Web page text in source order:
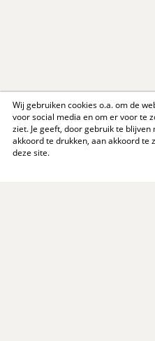
Wij gebruiken cookies o.a. om de
voor social media en om er voor te
ziet. Je geeft, door gebruik te
akkoord te drukken, aan akkoord te
deze site.